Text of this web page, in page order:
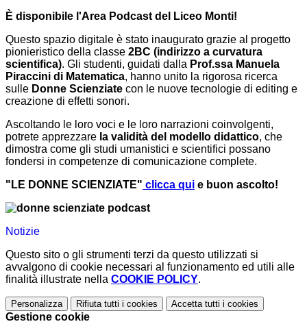
È disponibile l'Area Podcast del Liceo Monti!
Questo spazio digitale è stato inaugurato grazie al progetto
pionieristico della classe 2BC (indirizzo a curvatura
scientifica). Gli studenti, guidati dalla Prof.ssa Manuela
Piraccini di Matematica, hanno unito la rigorosa ricerca
sulle Donne Scienziate con le nuove tecnologie di editing e
creazione di effetti sonori.
Ascoltando le loro voci e le loro narrazioni coinvolgenti,
potrete apprezzare la validità del modello didattico, che
dimostra come gli studi umanistici e scientifici possano
fondersi in competenze di comunicazione complete.
"LE DONNE SCIENZIATE" clicca qui e buon ascolto!
Notizie
Questo sito o gli strumenti terzi da questo utilizzati si
avvalgono di cookie necessari al funzionamento ed utili alle
finalità illustrate nella COOKIE POLICY.
Personalizza Rifiuta tutti i cookies Accetta tutti i cookies
Gestione cookie